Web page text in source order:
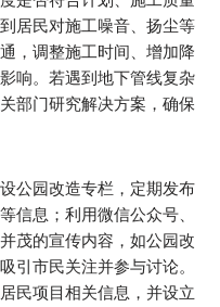
居民对施工噪音、扬尘等
，调整施工时间、增加降
响。若遇到地下管线复杂
部门研究解决方案，确保
公园改造专栏，定期发布
信息；利用微信公众号、
茂的宣传内容，如公园改
引市民关注并参与讨论。
民项目相关信息，并设立